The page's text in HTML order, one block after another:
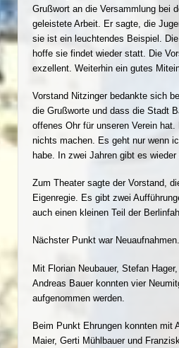
Grußwort an die Versammlung bei
geleistete Arbeit. Er sagte, die
sie ist ein leuchtendes Beispiel.
hoffe sie findet wieder statt. Die
exzellent. Weiterhin ein gutes
Vorstand Nitzinger bedankte sich
die Grußworte und dass die Stadt
offenes Ohr für unseren Verein
nichts machen. Es geht nur wenn
habe. In zwei Jahren gibt es
Zum Theater sagte der Vorstand,
Eigenregie. Es gibt zwei
auch einen kleinen Teil der
Nächster Punkt war Neuaufnahmen.
Mit Florian Neubauer, Stefan
Andreas Bauer konnten vier
aufgenommen werden.
Beim Punkt Ehrungen konnten mit
Maier, Gerti Mühlbauer und